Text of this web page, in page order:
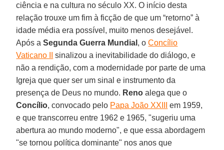
ciência e na cultura no século XX. O início desta
relação trouxe um fim à ficção de que um “retorno” à
idade média era possível, muito menos desejável.
Após aSegunda Guerra Mundial , oConcílio
Vaticano II
sinalizou a inevitabilidade do diálogo, e
não a rendição, com a modernidade por parte de uma
Igreja que quer ser um sinal e instrumento da
presença de Deus no mundo. Reno alega que o
Concílio, convocado pelo Papa João XXIII
em 1959,
e que transcorreu entre 1962 e 1965, "sugeriu uma
abertura ao mundo moderno", e que essa abordagem
"se tornou política dominante" nos anos que